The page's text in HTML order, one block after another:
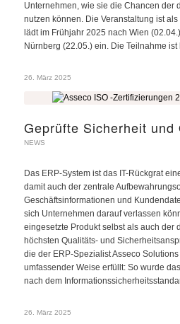
Unternehmen, wie sie die Chancen der
nutzen können. Die Veranstaltung ist
lädt im Frühjahr 2025 nach Wien
Nürnberg (22.05.) ein. Die Teilnahme ist
26. März 2025
Geprüfte Sicherheit und
NEWS
Das ERP-System ist das IT-Rückgrat
damit auch der zentrale
Geschäftsinformationen und
sich Unternehmen darauf verlassen
eingesetzte Produkt selbst als auch der
höchsten Qualitäts- und
die der ERP-Spezialist Asseco
umfassender Weise erfüllt: So wurde
nach dem
26. März 2025